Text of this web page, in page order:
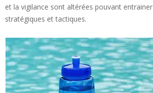
et la vigilance sont altérées pouvant
stratégiques et tactiques.